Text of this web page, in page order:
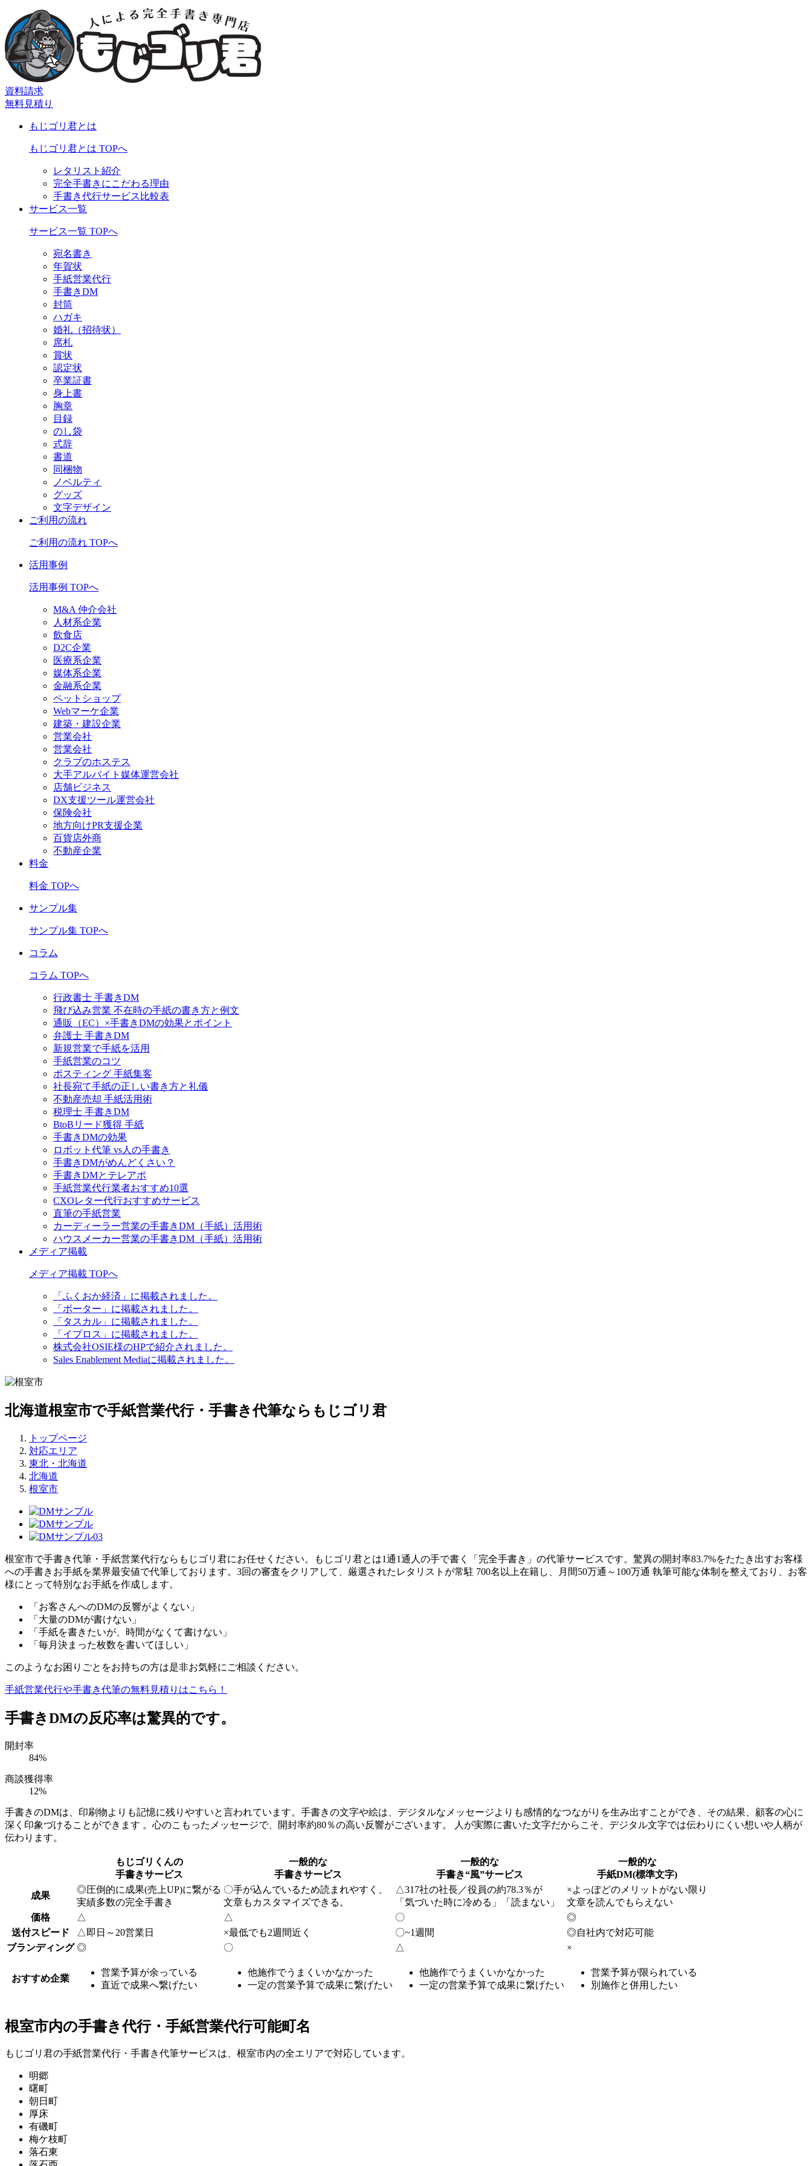
資料請求
無料見積り
もじゴリ君とは
もじゴリ君とは TOPへ
レタリスト紹介
完全手書きにこだわる理由
手書き代行サービス比較表
サービス一覧
サービス一覧 TOPへ
宛名書き
年賀状
手紙営業代行
手書きDM
封筒
ハガキ
婚礼（招待状）
席札
賞状
認定状
卒業証書
身上書
胸章
目録
のし袋
式辞
書道
同梱物
ノベルティ
グッズ
文字デザイン
ご利用の流れ
ご利用の流れ TOPへ
活用事例
活用事例 TOPへ
M&A 仲介会社
人材系企業
飲食店
D2C企業
医療系企業
媒体系企業
金融系企業
ペットショップ
Webマーケ企業
建築・建設企業
営業会社
営業会社
クラブのホステス
大手アルバイト媒体運営会社
店舗ビジネス
DX支援ツール運営会社
保険会社
地方向けPR支援企業
百貨店外商
不動産企業
料金
料金 TOPへ
サンプル集
サンプル集 TOPへ
コラム
コラム TOPへ
行政書士 手書きDM
飛び込み営業 不在時の手紙の書き方と例文
通販（EC）×手書きDMの効果とポイント
弁護士 手書きDM
新規営業で手紙を活用
手紙営業のコツ
ポスティング 手紙集客
社長宛て手紙の正しい書き方と礼儀
不動産売却 手紙活用術
税理士 手書きDM
BtoBリード獲得 手紙
手書きDMの効果
ロボット代筆 vs人の手書き
手書きDMがめんどくさい？
手書きDMとテレアポ
手紙営業代行業者おすすめ10選
CXOレター代行おすすめサービス
直筆の手紙営業
カーディーラー営業の手書きDM（手紙）活用術
ハウスメーカー営業の手書きDM（手紙）活用術
メディア掲載
メディア掲載 TOPへ
「ふくおか経済」に掲載されました。
「ボーター」に掲載されました。
「タスカル」に掲載されました。
「イプロス」に掲載されました。
株式会社OSIE様のHPで紹介されました。
Sales Enablement Mediaに掲載されました。
北海道根室市で手紙営業代行・手書き代筆ならもじゴリ君
トップページ
対応エリア
東北・北海道
北海道
根室市
根室市で手書き代筆・手紙営業代行ならもじゴリ君にお任せください。もじゴリ君とは1通1通人の手で書く「完全手書き」の代筆サービスです。驚異の開封率83.7%をたたき出すお客様
への手書きお手紙を業界最安値で代筆しております。3回の審査をクリアして、厳選されたレタリストが常駐 700名以上在籍し、月間50万通～100万通 執筆可能な体制を整えており、お客
様にとって特別なお手紙を作成します。
「お客さんへのDMの反響がよくない」
「大量のDMが書けない」
「手紙を書きたいが、時間がなくて書けない」
「毎月決まった枚数を書いてほしい」
このようなお困りごとをお持ちの方は是非お気軽にご相談ください。
手紙営業代行や手書き代筆の無料見積りはこちら！
手書きDMの反応率は驚異的です。
開封率
84%
商談獲得率
12%
手書きのDMは、印刷物よりも記憶に残りやすいと言われています。手書きの文字や絵は、デジタルなメッセージよりも感情的なつながりを生み出すことができ、その結果、顧客の心に
深く印象づけることができます 。心のこもったメッセージで、開封率約80％の高い反響がございます。 人が実際に書いた文字だからこそ、デジタル文字では伝わりにくい想いや人柄が
伝わります。
もじゴリくんの
手書きサービス
一般的な
手書きサービス
一般的な
手書き“風”サービス
一般的な
手紙DM(標準文字)
成果
◎圧倒的に成果(売上UP)に繋がる
実績多数の完全手書き
〇手が込んでいるため読まれやすく、
文章もカスタマイズできる。
△317社の社長／役員の約78.3％が
「気づいた時に冷める」「読まない」
×よっぽどのメリットがない限り
文章を読んでもらえない
価格
△ △ 〇
◎
送付スピード
△ 即日～20営業日 ×最低でも2週間近く 〇~1週間 ◎自社内で対応可能
ブランディング ◎ 〇 △ ×
おすすめ企業
営業予算が余っている
直近で成果へ繋げたい
他施作でうまくいかなかった
一定の営業予算で成果に繋げたい
他施作でうまくいかなかった
一定の営業予算で成果に繋げたい
営業予算が限られている
別施作と併用したい
根室市内の手書き代行・手紙営業代行可能町名
もじゴリ君の手紙営業代行・手書き代筆サービスは、根室市内の全エリアで対応しています。
明郷
曙町
朝日町
厚床
有磯町
梅ケ枝町
落石東